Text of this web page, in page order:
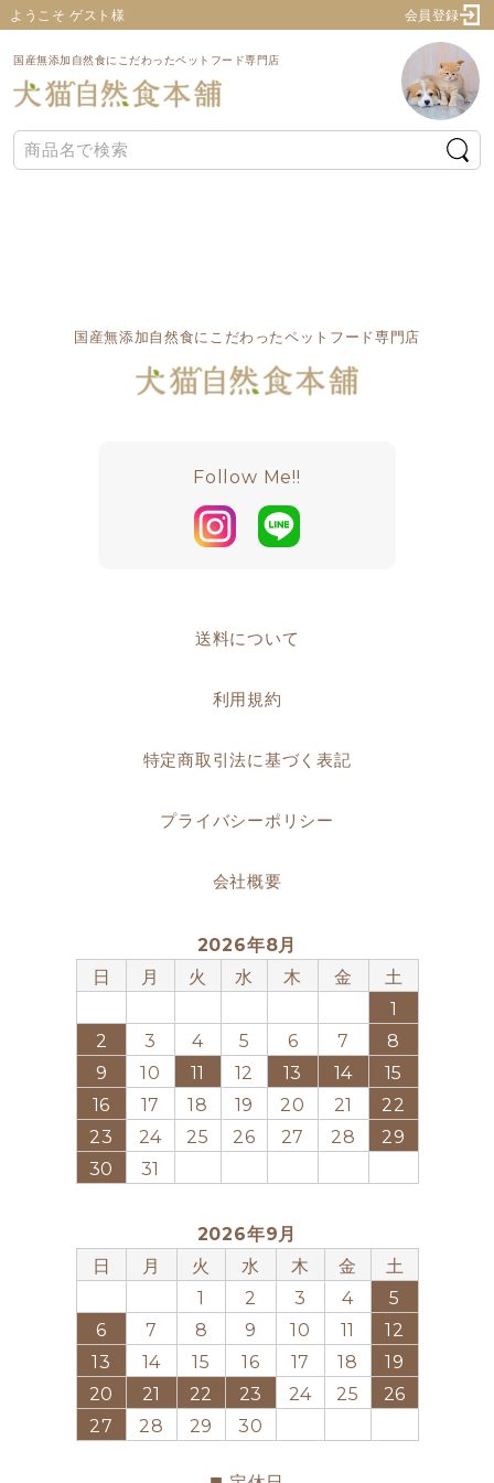
ようこそ ゲスト様 会員登録
国産無添加自然食にこだわったペットフード専門店
国産無添加自然食にこだわったペットフード専門店
Follow Me!!
送料について
利用規約
特定商取引法に基づく表記
プライバシーポリシー
会社概要
2026年8月
日
月 火 水 木 金
土
1
2
3 4 5 6 7
8
9
10 11 12 13 14
15
16
17 18 19 20 21
22
23
24 25 26 27 28
29
30
31
2026年9月
日
月 火 水 木 金
土
1
2 3 4
5
6
7 8 9 10 11
12
13
14 15 16 17 18
19
20
21 22 23 24 25
26
27
28 29 30